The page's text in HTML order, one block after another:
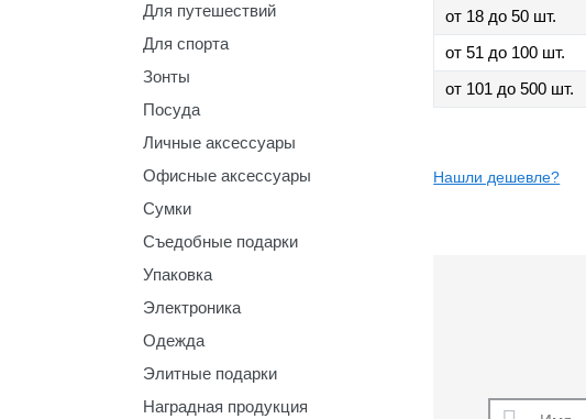
Для путешествий
Для спорта
Зонты
Посуда
Личные аксессуары
Офисные аксессуары
Сумки
Съедобные подарки
Упаковка
Электроника
Одежда
Элитные подарки
Наградная продукция
от 18 до 50 шт.
от 51 до 100 шт.
от 101 до 500 шт.
Нашли дешевле?